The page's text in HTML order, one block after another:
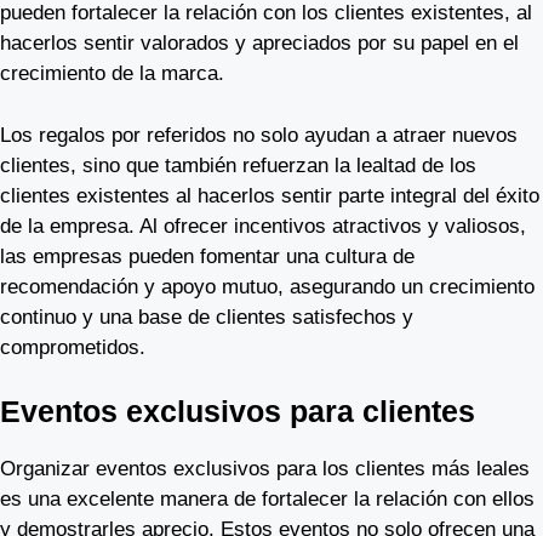
pueden fortalecer la relación con los clientes existentes, al
hacerlos sentir valorados y apreciados por su papel en el
crecimiento de la marca.
Los regalos por referidos no solo ayudan a atraer nuevos
clientes, sino que también refuerzan la lealtad de los
clientes existentes al hacerlos sentir parte integral del éxito
de la empresa. Al ofrecer incentivos atractivos y valiosos,
las empresas pueden fomentar una cultura de
recomendación y apoyo mutuo, asegurando un crecimiento
continuo y una base de clientes satisfechos y
comprometidos.
Eventos exclusivos para clientes
Organizar eventos exclusivos para los clientes más leales
es una excelente manera de fortalecer la relación con ellos
y demostrarles aprecio. Estos eventos no solo ofrecen una